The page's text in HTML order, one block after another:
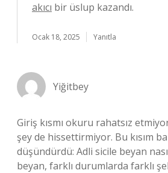
akıcı bir üslup kazandı.
Ocak 18, 2025 Yanıtla
Yiğitbey
Giriş kısmı okuru rahatsız
şey de hissettirmiyor. Bu kısım
düşündürdü: Adli sicile beyan
beyan, farklı durumlarda farklı